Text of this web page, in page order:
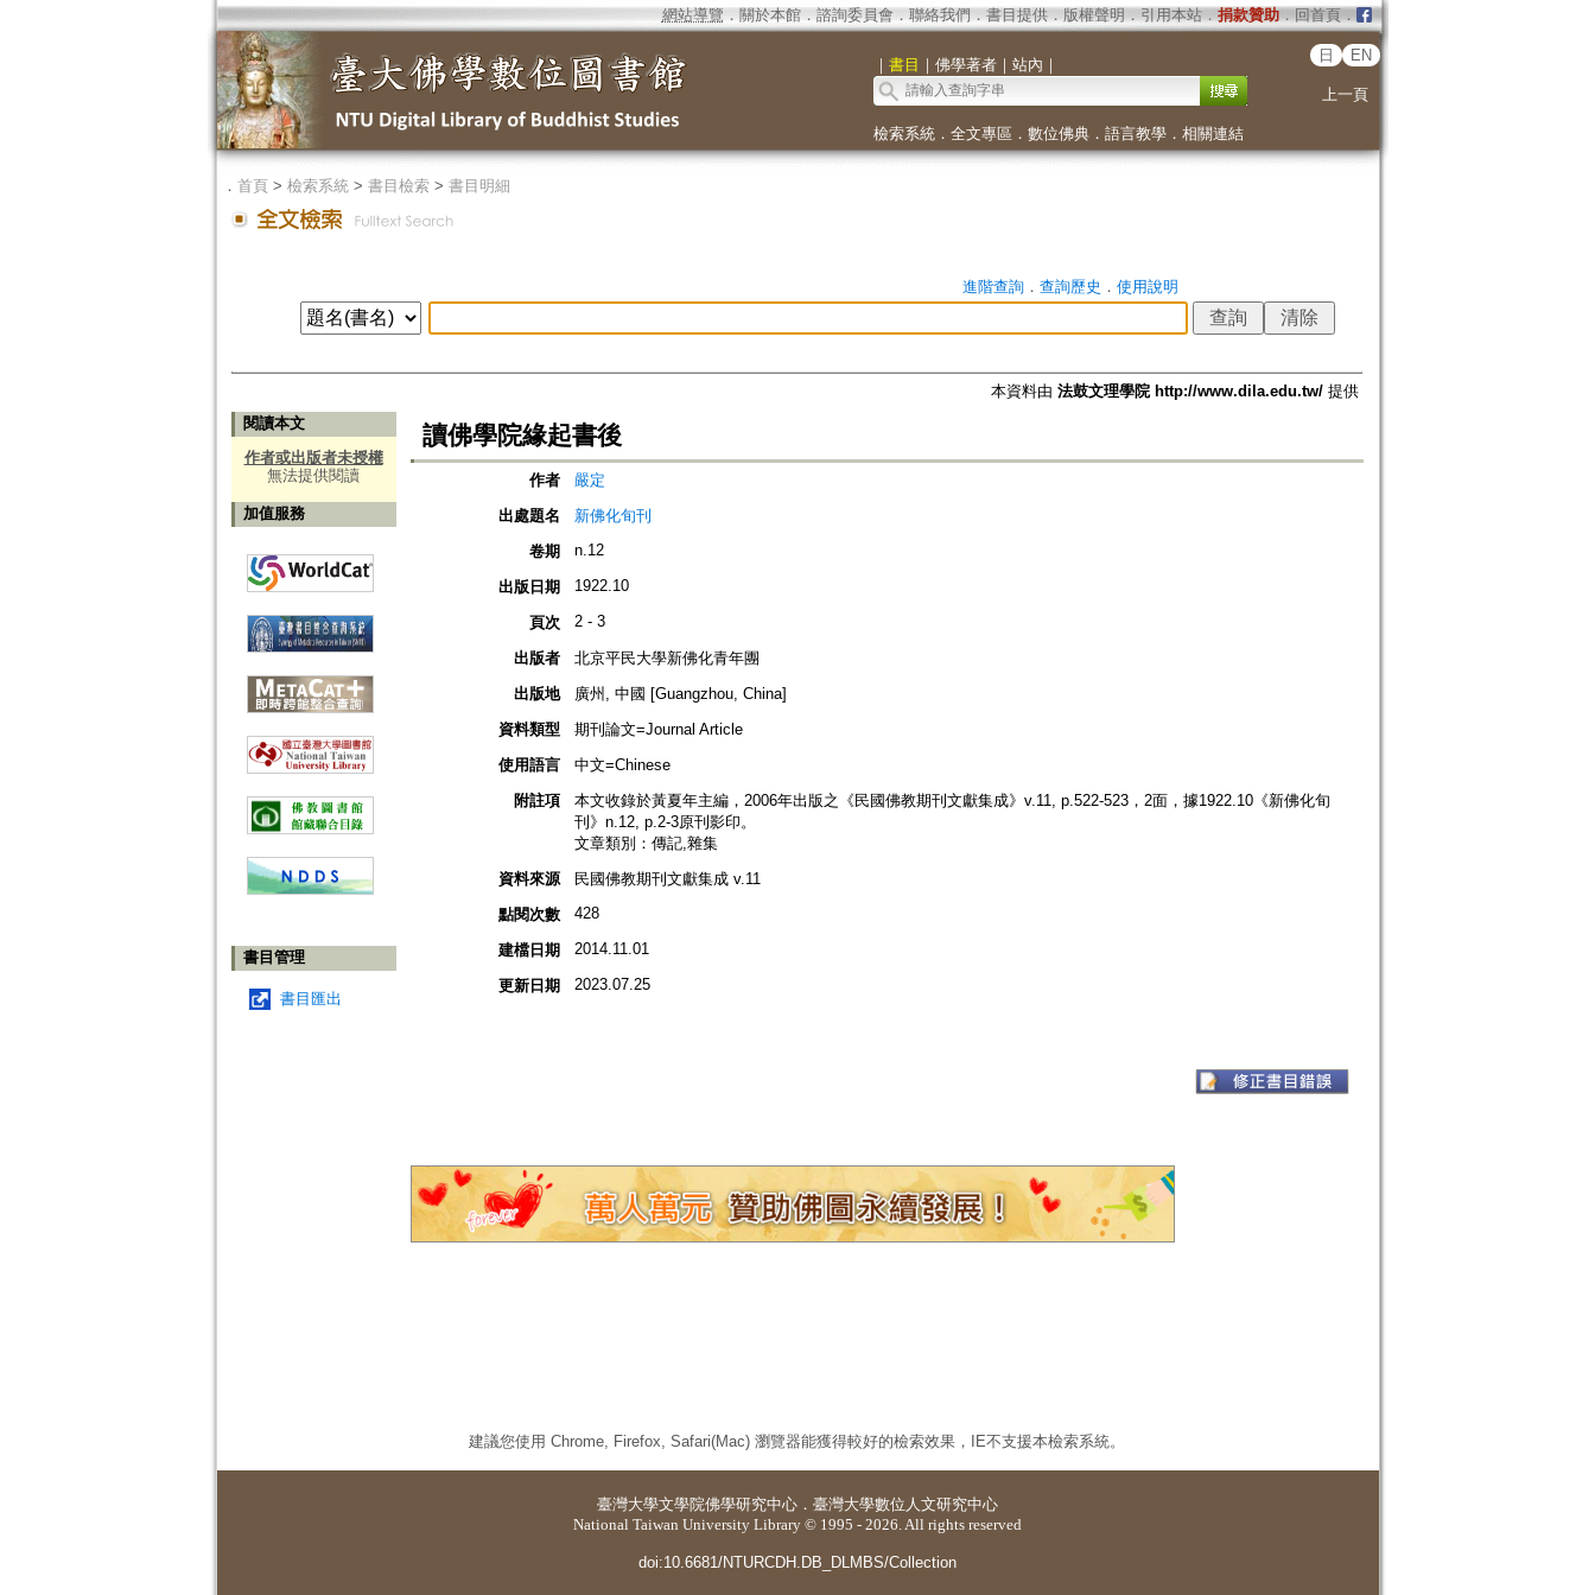
網站導覽 ． 關於本館． 諮詢委員會． 聯絡我們 ． 書目提供． 版權聲明 ． 引用本站． 捐款贊助．回首頁．
｜ 書目 ｜ 佛學著者｜ 站內 ｜
日 EN
上一頁
檢索系統． 全文專區 ． 數位佛典． 語言教學． 相關連結
． 首頁> 檢索系統> 書目檢索> 書目明細
進階查詢． 查詢歷史 ． 使用說明
本資料由 法鼓文理學院 http://www.dila.edu.tw/提供
閱讀本文
作者或出版者未授權
無法提供閱讀
加值服務
書目管理
書目匯出
讀佛學院緣起書後
作者
嚴定
出處題名
新佛化旬刊
卷期
n.12
出版日期 1922.10
頁次 2 - 3
出版者
北京平民大學新佛化青年團
出版地
廣州, 中國 [Guangzhou, China]
資料類型
期刊論文=Journal Article
使用語言
中文=Chinese
附註項
本文收錄於黃夏年主編，2006年出版之《民國佛教期刊文獻集成》v.11, p.522-523，2面，據1922.10《新佛化旬
刊》n.12, p.2-3原刊影印。
文章類別：傳記,雜集
資料來源
民國佛教期刊文獻集成 v.11
點閱次數
428
建檔日期 2014.11.01
更新日期 2023.07.25
建議您使用 Chrome, Firefox, Safari(Mac) 瀏覽器能獲得較好的檢索效果，IE不支援本檢索系統。
臺灣大學文學院佛學研究中心 ． 臺灣大學數位人文研究中心
National Taiwan University Library © 1995 - 2026. All rights reserved
doi:10.6681/NTURCDH.DB_DLMBS/Collection